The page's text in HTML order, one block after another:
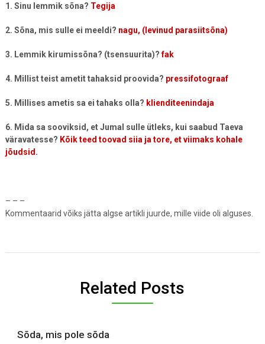
1. Sinu lemmik sõna? Tegija
2. Sõna, mis sulle ei meeldi? nagu, (levinud parasiitsõna)
3. Lemmik kirumissõna? (tsensuurita)?fak
4. Millist teist ametit tahaksid proovida? pressifotograaf
5. Millises ametis sa ei tahaks olla? klienditeenindaja
6. Mida sa sooviksid, et Jumal sulle ütleks, kui saabud Taeva
väravatesse? Kõik teed toovad siia ja tore, et viimaks kohale
jõudsid.
– – –
Kommentaarid võiks jätta algse artikli juurde, mille viide oli alguses.
Related Posts
Sõda, mis pole sõda